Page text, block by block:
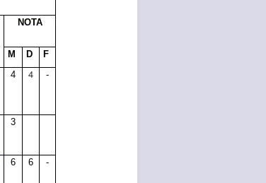
NOTA
M D
F
4 4 -
3
6 6 -